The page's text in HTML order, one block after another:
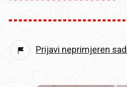
Prijavi neprimjeren